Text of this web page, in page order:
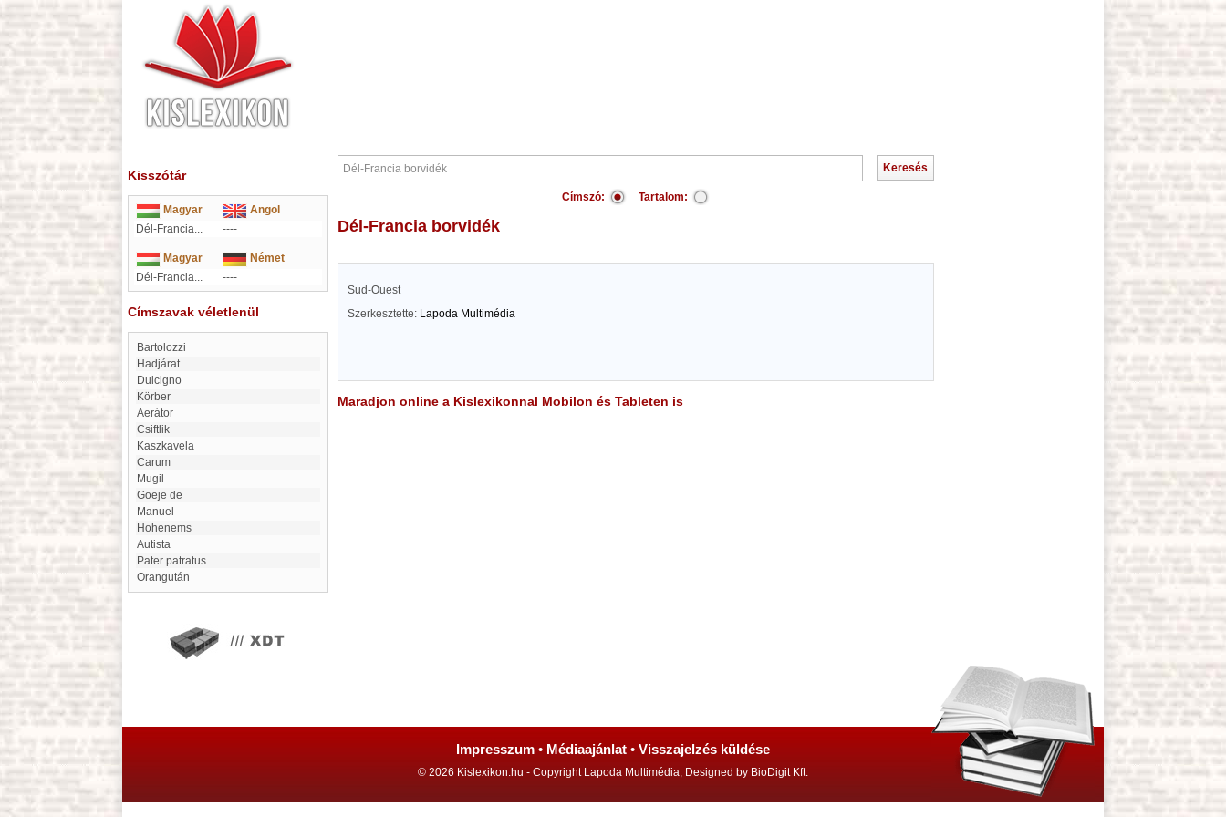
Kisszótár
Magyar
Angol
Dél-Francia...
----
Magyar
Német
Dél-Francia...
----
Címszavak véletlenül
Bartolozzi
Hadjárat
Dulcigno
Körber
Aerátor
Csiftlik
Kaszkavela
Carum
Mugil
Goeje de
Manuel
Hohenems
Autista
Pater patratus
Orangután
Címszó: Tartalom:
Dél-Francia borvidék
Sud-Ouest
Szerkesztette: Lapoda Multimédia
Maradjon online a Kislexikonnal Mobilon és Tableten is
Impresszum • Médiaajánlat • Visszajelzés küldése
© 2026 Kislexikon.hu - Copyright Lapoda Multimédia, Designed by BioDigit Kft.